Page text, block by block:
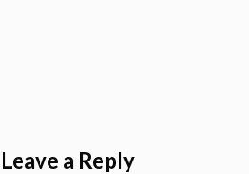
Leave a Reply